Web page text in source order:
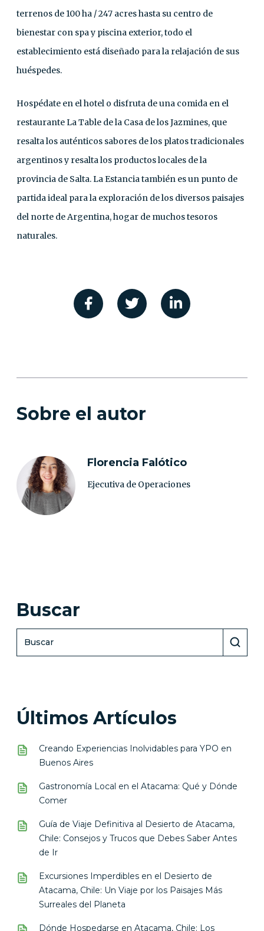
terrenos de 100 ha / 247 acres hasta su centro de
bienestar con spa y piscina exterior, todo el
establecimiento está diseñado para la relajación de sus
huéspedes.
Hospédate en el hotel o disfruta de una comida en el
restaurante La Table de la Casa de los Jazmines, que
resalta los auténticos sabores de los platos tradicionales
argentinos y resalta los productos locales de la
provincia de Salta. La Estancia también es un punto de
partida ideal para la exploración de los diversos paisajes
del norte de Argentina, hogar de muchos tesoros
naturales.
Sobre el autor
Florencia Falótico
Ejecutiva de Operaciones
Buscar
Últimos Artículos
Creando Experiencias Inolvidables para YPO en
Buenos Aires
Gastronomía Local en el Atacama: Qué y Dónde
Comer
Guía de Viaje Definitiva al Desierto de Atacama,
Chile: Consejos y Trucos que Debes Saber Antes
de Ir
Excursiones Imperdibles en el Desierto de
Atacama, Chile: Un Viaje por los Paisajes Más
Surreales del Planeta
Dónde Hospedarse en Atacama, Chile: Los